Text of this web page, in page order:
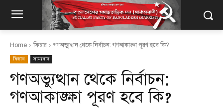
Home ফিচার গণঅভ্যুত্থান থেকে নির্বাচন: গণআকাঙ্ক্ষা পূরণ হবে কি?
ফিচার সাম্যবাদ
গণঅভ্যুত্থান থেকে নির্বাচন:
গণআকাঙ্ক্ষা পূরণ হবে কি?